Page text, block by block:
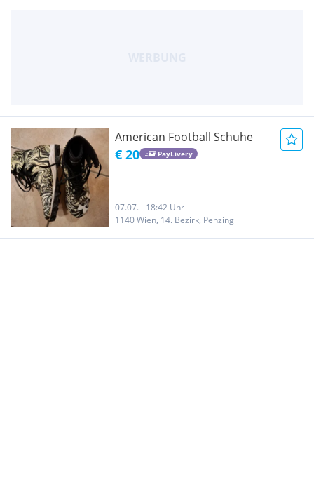
American Football Schuhe
€ 20 PayLivery
07.07. - 18:42 Uhr
1140 Wien, 14. Bezirk, Penzing